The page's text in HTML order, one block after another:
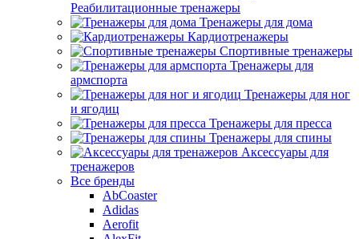
Реабилитационные тренажеры
Тренажеры для дома
Кардиотренажеры
Спортивные тренажеры
Тренажеры для
армспорта
Тренажеры для ног
и ягодиц
Тренажеры для пресса
Тренажеры для спины
Аксессуары для
тренажеров
Все бренды
AbCoaster
Adidas
Aerofit